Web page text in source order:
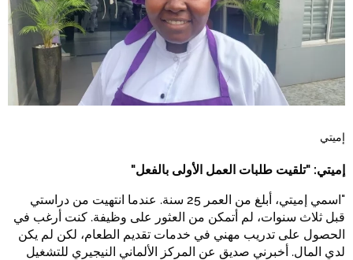
إميتي
إميتي: "تلقيت طلبات العمل الأولى بالفعل"
"اسمي إميتي، أبلغ من العمر 25 سنة. عندما انتهيت من دراستي
قبل ثلاث سنوات، لم أتمكن من العثور على وظيفة. كنت أرغب في
الحصول على تدريب مهني في خدمات تقديم الطعام، لكن لم يكن
لدي المال. أخبرني صديق عن المركز الألماني النيجيري للتشغيل